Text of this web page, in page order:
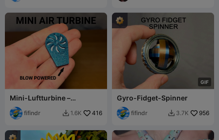
Mini-Luftturbine –
pustenbetriebener Kreisel
fifindr  1.6K 416
GIF
Gyro-Fidget-Spinner
fifindr  3.7K 956